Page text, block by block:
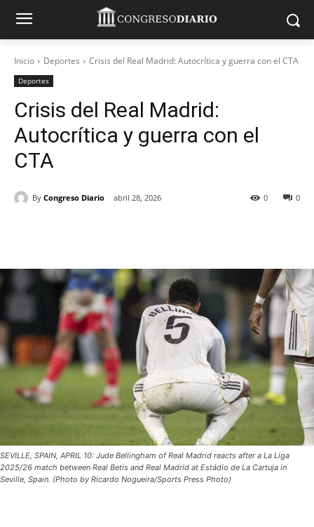
Inicio Deportes Crisis del Real Madrid: Autocrítica y guerra con el CTA
Deportes
Crisis del Real Madrid:
Autocrítica y guerra con el
CTA
By Congreso Diario abril 28, 2026 0
0
SEVILLE, SPAIN, APRIL 10: Jude Bellingham of Real Madrid reacts after a La Liga
2025/26 match between Real Betis and Real Madrid at Estádio de La Cartuja in
Seville, Spain. (Photo by Ricardo Nogueira/Sports Press Photo)